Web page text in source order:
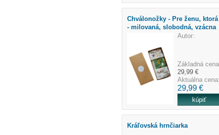
Chválonožky - Pre ženu,
- milovaná, slobodná, vzácna
Autor:
Základná
29,99 €
Aktuálna
29,99 €
Kráľovská hrnčiarka